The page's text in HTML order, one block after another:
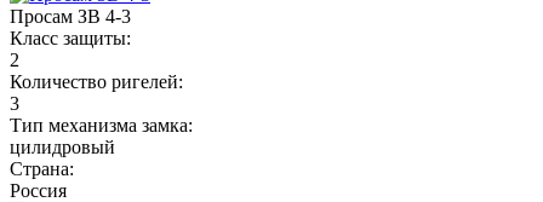
Просам ЗВ 4-3
Класс защиты:
2
Количество ригелей:
3
Тип механизма замка:
цилидровый
Страна:
Россия